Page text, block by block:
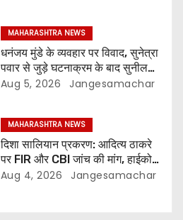
MAHARASHTRA NEWS
धनंजय मुंडे के व्यवहार पर विवाद, सुनेत्रा
पवार से जुड़े घटनाक्रम के बाद सुनील
तटकरे ने लगाई फटकार
Aug 5, 2026 Jangesamachar
MAHARASHTRA NEWS
दिशा सालियान प्रकरण: आदित्य ठाकरे
पर FIR और CBI जांच की मांग, हाईकोर्ट
ने मुंबई पुलिस से मांगा जवाब
Aug 4, 2026 Jangesamachar